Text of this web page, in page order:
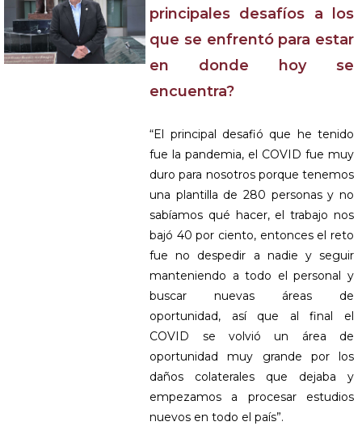
principales desafíos a los
que se enfrentó para estar
en donde hoy se
encuentra?
“El principal desafió que he tenido
fue la pandemia, el COVID fue muy
duro para nosotros porque tenemos
una plantilla de 280 personas y no
sabíamos qué hacer, el trabajo nos
bajó 40 por ciento, entonces el reto
fue no despedir a nadie y seguir
manteniendo a todo el personal y
buscar nuevas áreas de
oportunidad, así que al final el
COVID se volvió un área de
oportunidad muy grande por los
daños colaterales que dejaba y
empezamos a procesar estudios
nuevos en todo el país”.